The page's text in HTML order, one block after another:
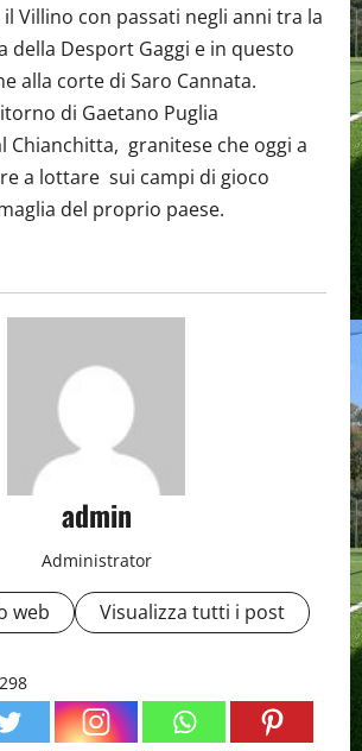
Villino con passati negli anni tra la
della Desport Gaggi e in questo
alla corte di Saro Cannata.
di Gaetano Puglia
Chianchitta, granitese che oggi a
a lottare sui campi di gioco
del proprio paese.
admin
Administrator
web Visualizza tutti i post
298